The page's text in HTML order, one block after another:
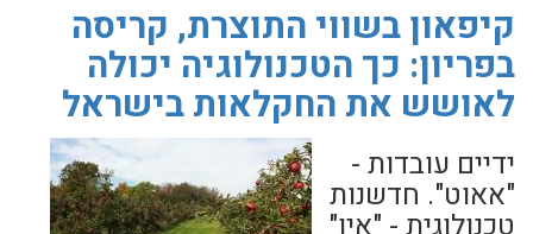
קיפאון בשווי התוצרת, קריסה
בפריון: כך הטכנולוגיה יכולה
לאושש את החקלאות בישראל
ידיים עובדות -
"אאוט". חדשנות